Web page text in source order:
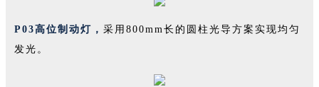
P03高位制动灯， 采用800mm长的圆柱光导方案实现均匀
发光。